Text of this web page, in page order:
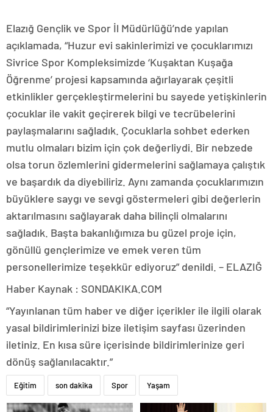
Elazığ Gençlik ve Spor İl Müdürlüğü’nde yapılan
açıklamada, “Huzur evi sakinlerimizi ve çocuklarımızı
Sivrice Spor Kompleksimizde ‘Kuşaktan Kuşağa
Öğrenme’ projesi kapsamında ağırlayarak çeşitli
etkinlikler gerçekleştirmelerini bu sayede yetişkinlerin
çocuklar ile vakit geçirerek bilgi ve tecrübelerini
paylaşmalarını sağladık. Çocuklarla sohbet ederken
mutlu olmaları bizim için çok değerliydi. Bir nebzede
olsa torun özlemlerini gidermelerini sağlamaya çalıştık
ve başardık da diyebiliriz. Aynı zamanda çocuklarımızın
büyüklere saygı ve sevgi göstermeleri gibi değerlerin
aktarılmasını sağlayarak daha bilinçli olmalarını
sağladık. Başta bakanlığımıza bu güzel proje için,
gönüllü gençlerimize ve emek veren tüm
personellerimize teşekkür ediyoruz” denildi. – ELAZIĞ
Haber Kaynak : SONDAKIKA.COM
“Yayınlanan tüm haber ve diğer içerikler ile ilgili olarak
yasal bildirimlerinizi bize iletişim sayfası üzerinden
iletiniz. En kısa süre içerisinde bildirimlerinize geri
dönüş sağlanılacaktır.”
Eğitim son dakika Spor Yaşam